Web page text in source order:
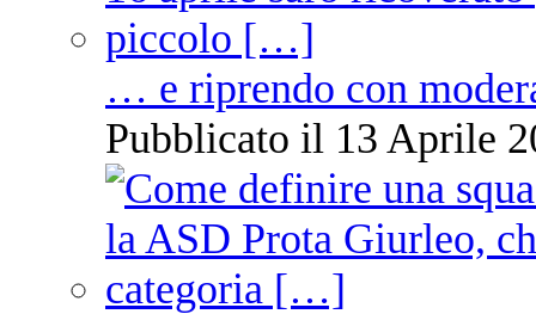
… e riprendo con
Pubblicato il 13 Aprile